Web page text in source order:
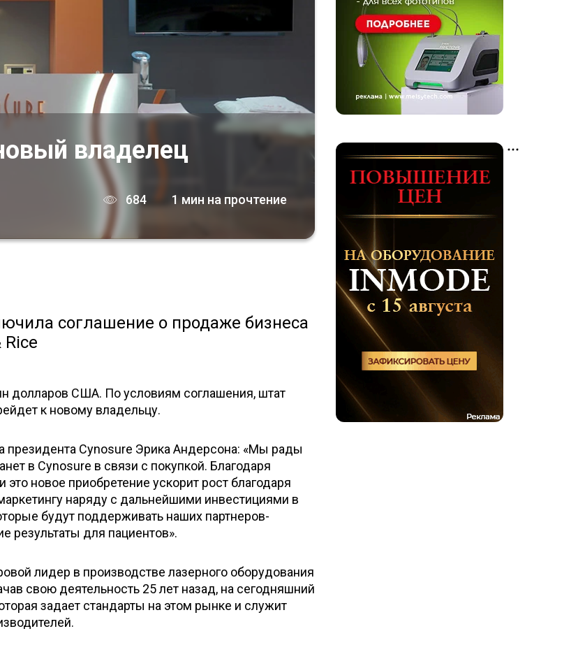
владелец
684 1 мин на прочтение
соглашение о продаже бизнеса
долларов США. По условиям соглашения, штат
к новому владельцу.
президента Cynosure Эрика Андерсона: «Мы рады
в Cynosure в связи с покупкой. Благодаря
новое приобретение ускорит рост благодаря
наряду с дальнейшими инвестициями в
будут поддерживать наших партнеров-
результаты для пациентов».
лидер в производстве лазерного оборудования
свою деятельность 25 лет назад, на сегодняшний
задает стандарты на этом рынке и служит